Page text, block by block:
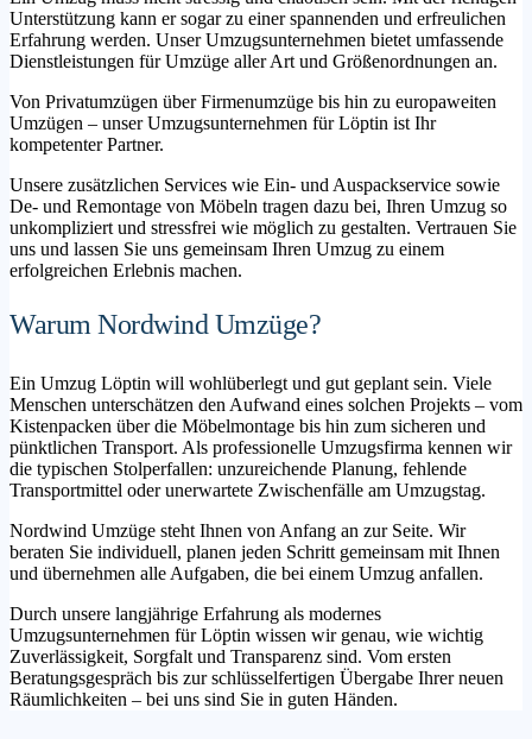
Unterstützung kann er sogar zu einer spannenden und erfreulichen
Erfahrung werden. Unser Umzugsunternehmen bietet umfassende
Dienstleistungen für Umzüge aller Art und Größenordnungen an.
Von Privatumzügen über Firmenumzüge bis hin zu europaweiten
Umzügen – unser Umzugsunternehmen für Löptin ist Ihr
kompetenter Partner.
Unsere zusätzlichen Services wie Ein- und Auspackservice sowie
De- und Remontage von Möbeln tragen dazu bei, Ihren Umzug so
unkompliziert und stressfrei wie möglich zu gestalten. Vertrauen Sie
uns und lassen Sie uns gemeinsam Ihren Umzug zu einem
erfolgreichen Erlebnis machen.
Warum Nordwind Umzüge?
Ein Umzug Löptin will wohlüberlegt und gut geplant sein. Viele
Menschen unterschätzen den Aufwand eines solchen Projekts – vom
Kistenpacken über die Möbelmontage bis hin zum sicheren und
pünktlichen Transport. Als professionelle Umzugsfirma kennen wir
die typischen Stolperfallen: unzureichende Planung, fehlende
Transportmittel oder unerwartete Zwischenfälle am Umzugstag.
Nordwind Umzüge steht Ihnen von Anfang an zur Seite. Wir
beraten Sie individuell, planen jeden Schritt gemeinsam mit Ihnen
und übernehmen alle Aufgaben, die bei einem Umzug anfallen.
Durch unsere langjährige Erfahrung als modernes
Umzugsunternehmen für Löptin wissen wir genau, wie wichtig
Zuverlässigkeit, Sorgfalt und Transparenz sind. Vom ersten
Beratungsgespräch bis zur schlüsselfertigen Übergabe Ihrer neuen
Räumlichkeiten – bei uns sind Sie in guten Händen.